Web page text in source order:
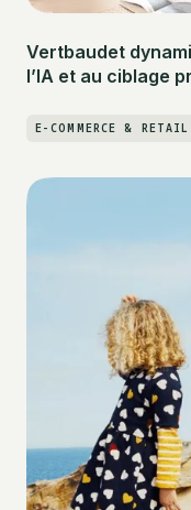
Vertbaudet
l’IA et au ciblage
E-COMMERCE & RETAIL